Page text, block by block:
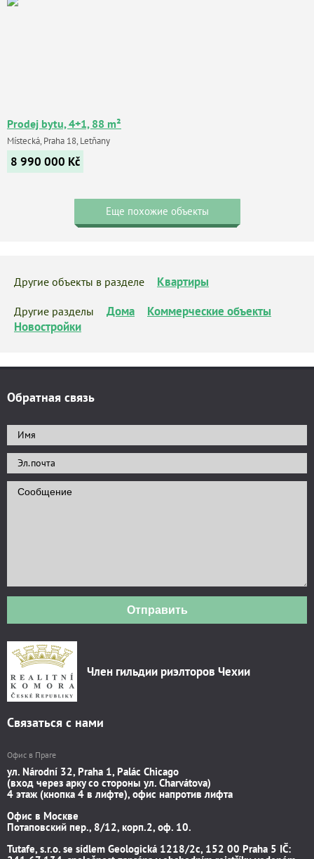
Prodej bytu, 4+1, 88 m²
Místecká, Praha 18, Letňany
8 990 000 Kč
Еще похожие объекты
Другие объекты в разделе Квартиры
Другие разделы Дома
Коммерческие объекты
Новостройки
Обратная связь
Отправить
Член гильдии риэлторов Чехии
Связаться с нами
Офис в Праге
ул. Národní 32, Praha 1, Palác Chicago
(вход через арку со стороны ул. Charvátova)
4 этаж (кнопка 4 в лифте), офис напротив лифта
Офис в Москве
Потаповский пер., 8/12, корп.2, оф. 10.
Tutafe, s.r.o. se sídlem Geologická 1218/2c, 152 00 Praha 5 IČ: